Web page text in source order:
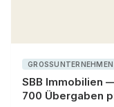
GROSSUNTERNEHMEN
SBB Immobilien
700 Übergaben